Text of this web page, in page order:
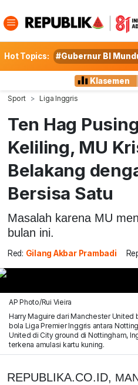
Hot Topics: #Gubernur BI
Klasemen
Sport Liga Inggris
Ten Hag
Keliling, MU
Belakang
Bersisa Satu
Masalah karena MU
bulan ini.
Red: Gilang Akbar Prambadi
AP Photo/Rui Vieira
Harry Maguire dari Manchester
bola Liga Premier Inggris antara
United di City ground di Nottingham,
terkena amulasi kartu kuning.
REPUBLIKA.CO.ID,